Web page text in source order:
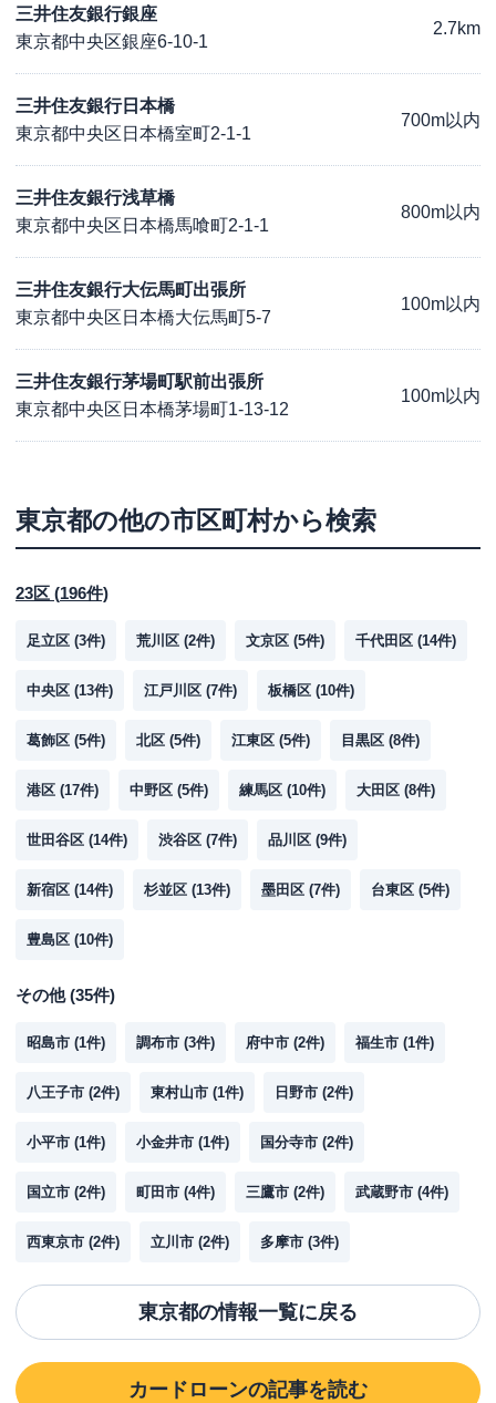
三井住友銀行銀座
東京都中央区銀座6-10-1
2.7km
三井住友銀行日本橋
東京都中央区日本橋室町2-1-1
700m以内
三井住友銀行浅草橋
東京都中央区日本橋馬喰町2-1-1
800m以内
三井住友銀行大伝馬町出張所
東京都中央区日本橋大伝馬町5-7
100m以内
三井住友銀行茅場町駅前出張所
東京都中央区日本橋茅場町1-13-12
100m以内
東京都の他の市区町村から検索
23区 (196件)
足立区 (3件) 荒川区 (2件) 文京区 (5件) 千代田区 (14件)
中央区 (13件) 江戸川区 (7件) 板橋区 (10件)
葛飾区 (5件) 北区 (5件) 江東区 (5件) 目黒区 (8件)
港区 (17件) 中野区 (5件) 練馬区 (10件) 大田区 (8件)
世田谷区 (14件) 渋谷区 (7件) 品川区 (9件)
新宿区 (14件) 杉並区 (13件) 墨田区 (7件) 台東区 (5件)
豊島区 (10件)
その他(35件)
昭島市 (1件) 調布市 (3件) 府中市 (2件) 福生市 (1件)
八王子市 (2件) 東村山市 (1件) 日野市 (2件)
小平市 (1件) 小金井市 (1件) 国分寺市 (2件)
国立市 (2件) 町田市 (4件) 三鷹市 (2件) 武蔵野市 (4件)
西東京市 (2件) 立川市 (2件) 多摩市 (3件)
東京都の情報一覧に戻る
カードローンの記事を読む